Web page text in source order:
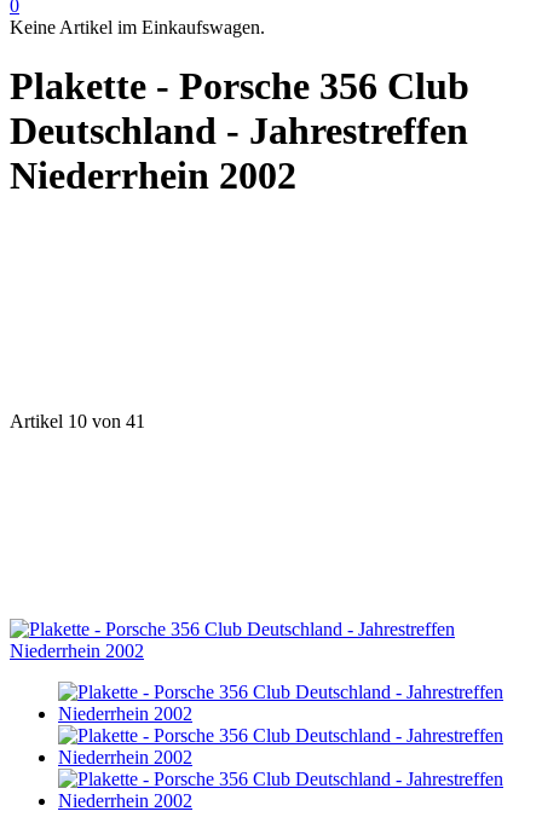
0
Keine Artikel im Einkaufswagen.
Plakette - Porsche 356 Club
Deutschland - Jahrestreffen
Niederrhein 2002
Artikel 10 von 41